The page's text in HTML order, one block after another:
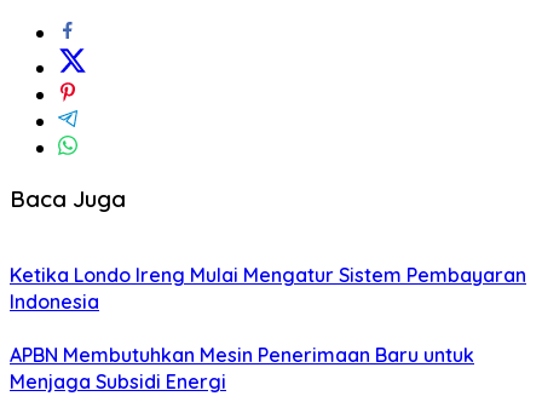
Baca Juga
Ketika Londo Ireng Mulai Mengatur Sistem Pembayaran
Indonesia
APBN Membutuhkan Mesin Penerimaan Baru untuk
Menjaga Subsidi Energi